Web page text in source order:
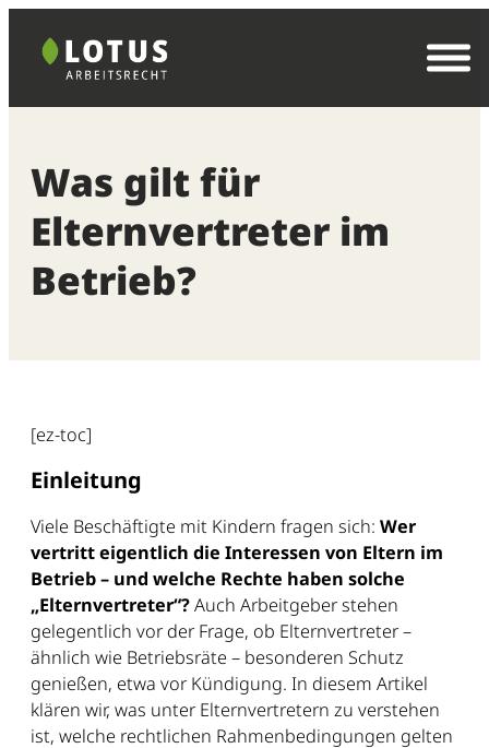
Inhalt
springen
Was gilt für
Elternvertreter im
Betrieb?
[ez-toc]
Einleitung
Viele Beschäftigte mit Kindern fragen sich: Wer
vertritt eigentlich die Interessen von Eltern im
Betrieb – und welche Rechte haben solche
„Elternvertreter“?Auch Arbeitgeber stehen
gelegentlich vor der Frage, ob Elternvertreter –
ähnlich wie Betriebsräte – besonderen Schutz
genießen, etwa vor Kündigung. In diesem Artikel
klären wir, was unter Elternvertretern zu verstehen
ist, welche rechtlichen Rahmenbedingungen gelten